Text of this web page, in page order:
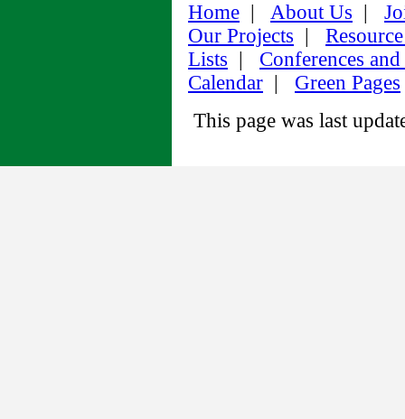
Home | About Us |
Our Projects |
Lists | Conferences
Calendar | Green Pages
This page was last